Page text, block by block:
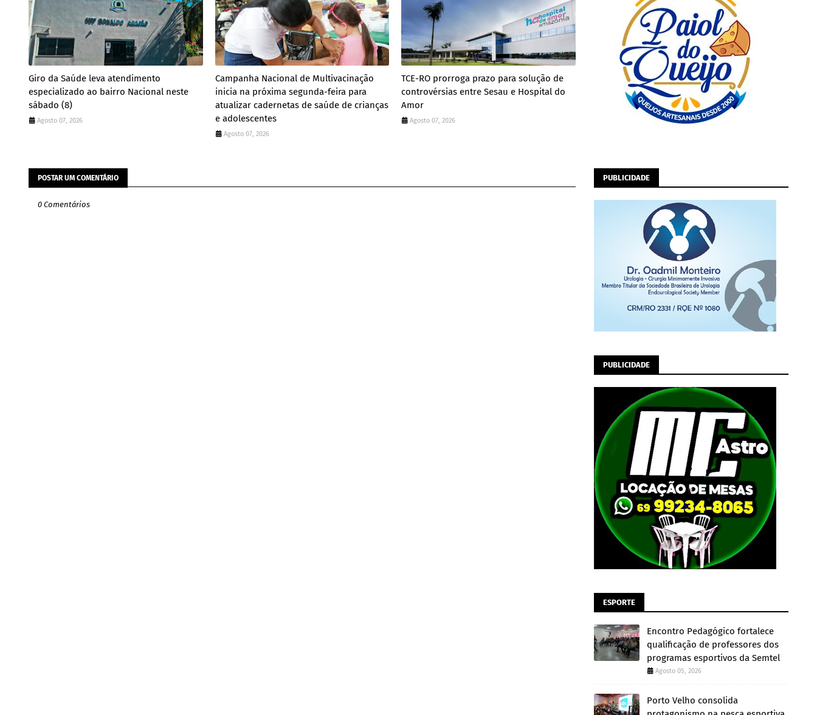
Giro da Saúde leva atendimento
especializado ao bairro Nacional neste
sábado (8)
Agosto 07, 2026
Campanha Nacional de Multivacinação
inicia na próxima segunda-feira para
atualizar cadernetas de saúde de crianças
e adolescentes
Agosto 07, 2026
TCE-RO prorroga prazo para solução de
controvérsias entre Sesau e Hospital do
Amor
Agosto 07, 2026
POSTAR UM COMENTÁRIO
0 Comentários
PUBLICIDADE
PUBLICIDADE
ESPORTE
Encontro Pedagógico fortalece
qualificação de professores dos
programas esportivos da Semtel
Agosto 05, 2026
Porto Velho consolida